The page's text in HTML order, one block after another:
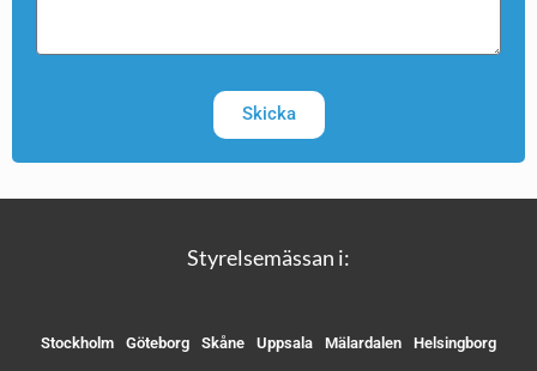
Skicka
Styrelsemässan i:
Stockholm Göteborg Skåne Uppsala Mälardalen Helsingborg